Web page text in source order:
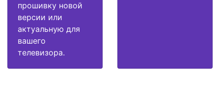
прошивку новой
версии или
актуальную для
вашего
телевизора.